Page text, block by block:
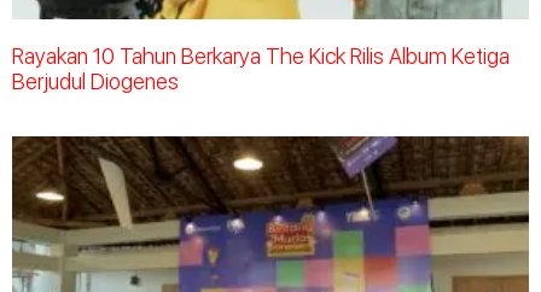
Rayakan 10 Tahun Berkarya The Kick Rilis Album Ketiga
Berjudul Diogenes